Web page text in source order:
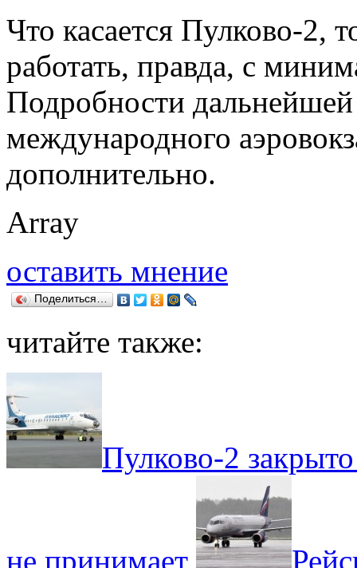
Что касается Пулково-2,
работать, правда, с
Подробности
международного
дополнительно.
Array
оставить мнение
Поделиться…
читайте также:
Пулково-2
не принимает